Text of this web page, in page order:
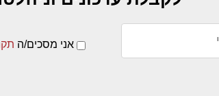
מתודולוגיות ניהול פרויקטיםבהתאם לצרכי
השונות באגף ובאמצעות
וReporting Services
כמו גם תמיכה טכנית
אני מסכים/ה